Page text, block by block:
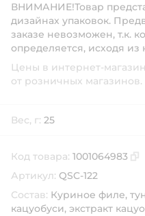
ВНИМАНИЕ!Товар
дизайнах упаковок.
заказе невозможен, т.к.
определяется, исходя из
Цены в интернет-
от розничных магазинов.
Вес, г: 25
Код товара: 1001064983
Артикул: QSC-122
Состав: Куриное филе,
кацуобуси, экстракт